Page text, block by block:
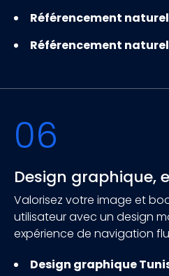
Référencement
Référencement
06
Design graphique,
Valorisez votre image et
utilisateur avec un design
expérience de navigation
Design graphique